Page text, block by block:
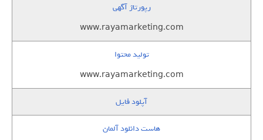
رپورتاژ آگهی
www.rayamarketing.com
تولید محتوا
www.rayamarketing.com
آپلود فایل
هاست دانلود آلمان